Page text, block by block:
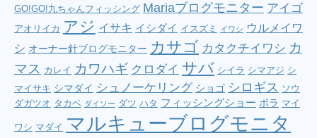
GO!GO!九ちゃんフィッシング Mariaブログモニター アイゴ
アオリイカ アジ イサキ イシダイ イスズミ イワシ ウルメイワ
シ オーナー針ブログモニター カサゴ カタクチイワシ カ
マス カレイ カワハギ クロダイ サバ シイラ シマアジ シ
マイサキ シマダイ シュノーケリング ショゴ シロギス ソウ
ダガツオ タカベ ダイソー ダツ ハタ フィッシングショー ボラ マイ
ワシ マダイ マルキューブログモニタ